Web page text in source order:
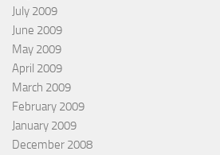
July 2009
June 2009
May 2009
April 2009
March 2009
February 2009
January 2009
December 2008